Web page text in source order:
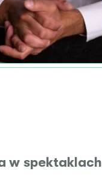
w spektaklach